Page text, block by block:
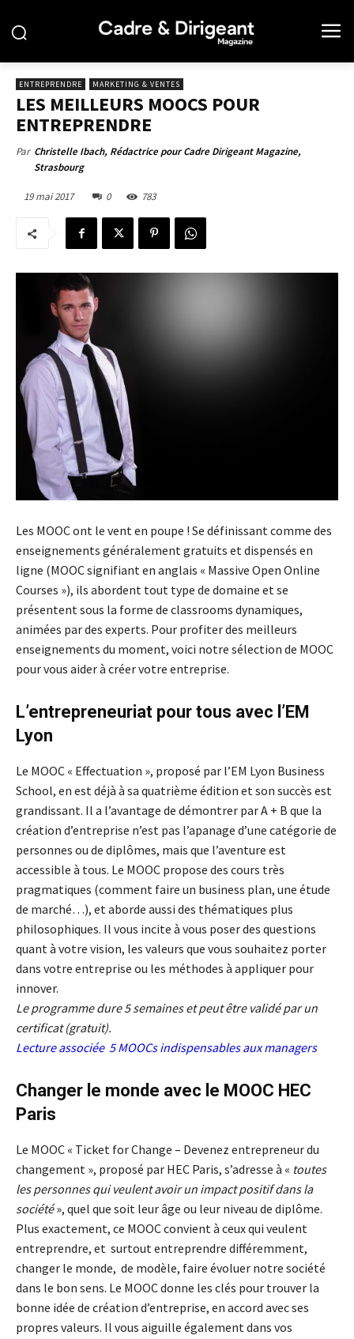
ENTREPRENDRE MARKETING & VENTES
LES MEILLEURS MOOCS POUR
ENTREPRENDRE
Par Christelle Ibach, Rédactrice pour Cadre Dirigeant Magazine,
Strasbourg
19 mai 2017 0 783
Les MOOC ont le vent en poupe ! Se définissant comme des
enseignements généralement gratuits et dispensés en
ligne (MOOC signifiant en anglais « Massive Open Online
Courses »), ils abordent tout type de domaine et se
présentent sous la forme de classrooms dynamiques,
animées par des experts. Pour profiter des meilleurs
enseignements du moment, voici notre sélection de MOOC
pour vous aider à créer votre entreprise.
L’entrepreneuriat pour tous avec l’EM
Lyon
Le MOOC « Effectuation », proposé par l’EM Lyon Business
School, en est déjà à sa quatrième édition et son succès est
grandissant. Il a l’avantage de démontrer par A + B que la
création d’entreprise n’est pas l’apanage d’une catégorie de
personnes ou de diplômes, mais que l’aventure est
accessible à tous. Le MOOC propose des cours très
pragmatiques (comment faire un business plan, une étude
de marché…), et aborde aussi des thématiques plus
philosophiques. Il vous incite à vous poser des questions
quant à votre vision, les valeurs que vous souhaitez porter
dans votre entreprise ou les méthodes à appliquer pour
innover.
Le programme dure 5 semaines et peut être validé par un
certificat (gratuit).
Lecture associée 5 MOOCs indispensables aux managers
Changer le monde avec le MOOC HEC
Paris
Le MOOC « Ticket for Change – Devenez entrepreneur du
changement », proposé par HEC Paris, s’adresse à « toutes
les personnes qui veulent avoir un impact positif dans la
société», quel que soit leur âge ou leur niveau de diplôme.
Plus exactement, ce MOOC convient à ceux qui veulent
entreprendre, et surtout entreprendre différemment,
changer le monde, de modèle, faire évoluer notre société
dans le bon sens. Le MOOC donne les clés pour trouver la
bonne idée de création d’entreprise, en accord avec ses
propres valeurs. Il vous aiguille également dans vos